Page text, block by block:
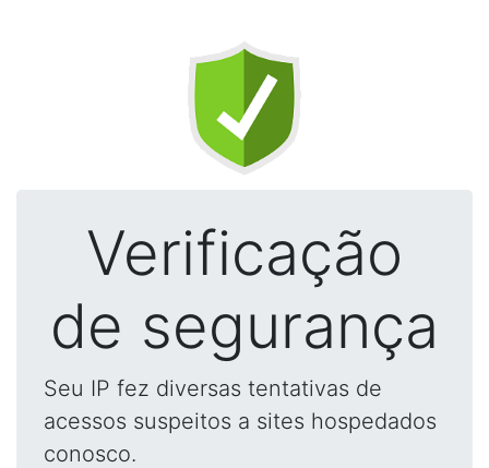
Verificação
de segurança
Seu IP fez diversas tentativas de
acessos suspeitos a sites hospedados
conosco.